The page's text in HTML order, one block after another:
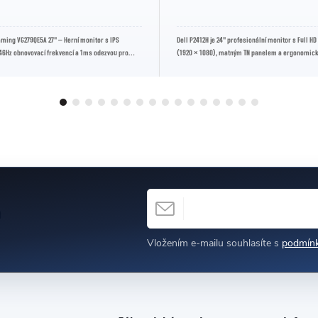
VG279QE5A 27" – Herní monitor s IPS
obnovovací frekvencí a 1ms odezvou pro
Dell P2412H je 24" profesionální monitor s Full
(1920 × 1080), matným TN panelem a
E-MAIL
Vložením e-mailu souhlasíte s